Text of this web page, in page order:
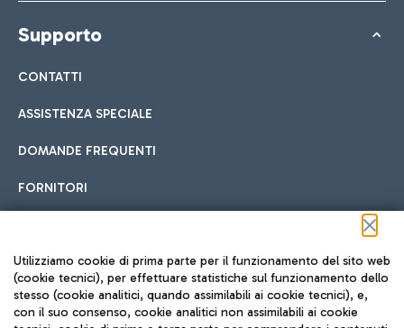
Supporto
CONTATTI
ASSISTENZA SPECIALE
DOMANDE FREQUENTI
FORNITORI
Seguici sui social
Utilizziamo cookie di prima parte per il funzionamento del sito web
(cookie tecnici), per effettuare statistiche sul funzionamento dello
stesso (cookie analitici, quando assimilabili ai cookie tecnici), e,
con il suo consenso, cookie analitici non assimilabili ai cookie